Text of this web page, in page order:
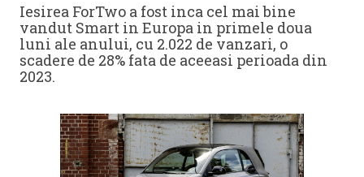
Iesirea ForTwo a fost inca cel mai bine
vandut Smart in Europa in primele doua
luni ale anului, cu 2.022 de vanzari, o
scadere de 28% fata de aceeasi perioada din
2023.